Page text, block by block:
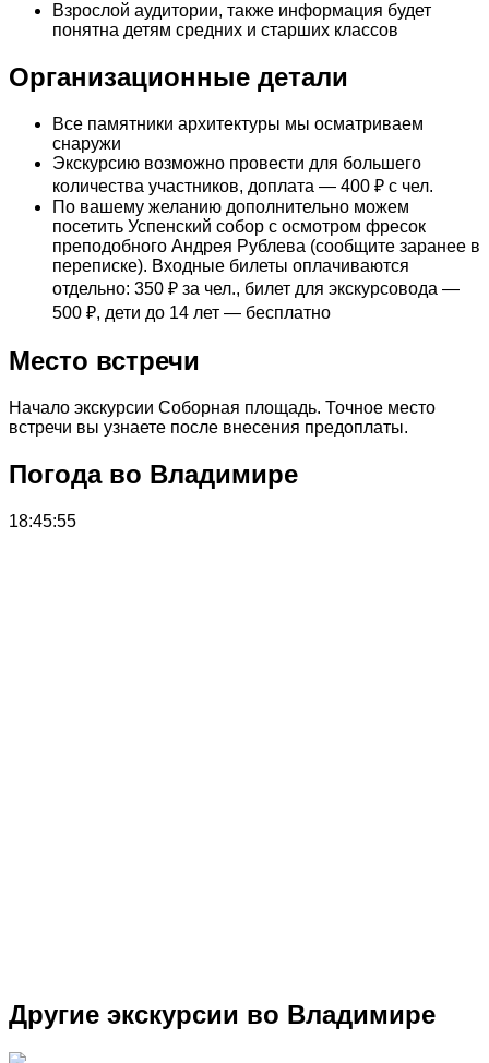
Взрослой аудитории, также информация будет
понятна детям средних и старших классов
Организационные детали
Все памятники архитектуры мы осматриваем
снаружи
Экскурсию возможно провести для большего
количества участников, доплата — 400 ₽ с чел.
По вашему желанию дополнительно можем
посетить Успенский собор с осмотром фресок
преподобного Андрея Рублева (сообщите заранее в
переписке). Входные билеты оплачиваются
отдельно: 350 ₽ за чел., билет для экскурсовода —
500 ₽, дети до 14 лет — бесплатно
Место встречи
Начало экскурсии Соборная площадь. Точное место
встречи вы узнаете после внесения предоплаты.
Погода во Владимире
18:45:55
Другие экскурсии во Владимире